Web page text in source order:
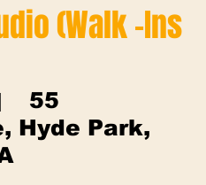
(Walk -Ins
55
Hyde Park,